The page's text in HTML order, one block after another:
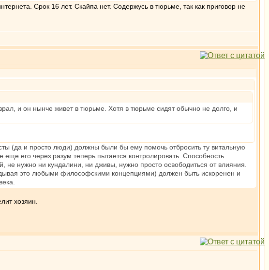
Срок 16 лет. Скайпа нет. Содержусь в тюрьме, так как приговор не
и он нынче живет в тюрьме. Хотя в тюрьме сидят обычно не долго, и
(да и просто люди) должны были бы ему помочь отбросить ту витальную
его через разум теперь пытается контролировать. Способность
не нужно ни кундалини, ни дживы, нужно просто освободиться от влияния.
это любыми философскими концепциями) должен быть искоренен и
хозяин.